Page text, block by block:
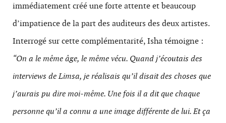
immédiatement créé une forte attente et beaucoup
d’impatience de la part des auditeurs des deux artistes.
Interrogé sur cette complémentarité, Isha témoigne :
“On a le même âge, le même vécu. Quand j’écoutais des
interviews de Limsa, je réalisais qu’il disait des choses que
j’aurais pu dire moi-même. Une fois il a dit que chaque
personne qu’il a connu a une image différente de lui. Et ça